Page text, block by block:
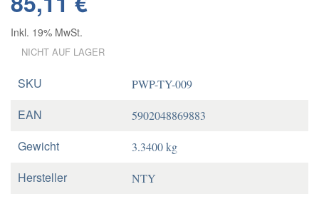
Inkl. 19% MwSt.
NICHT AUF LAGER
SKU PWP-TY-009
EAN 5902048869883
Gewicht 3.3400 kg
Hersteller NTY